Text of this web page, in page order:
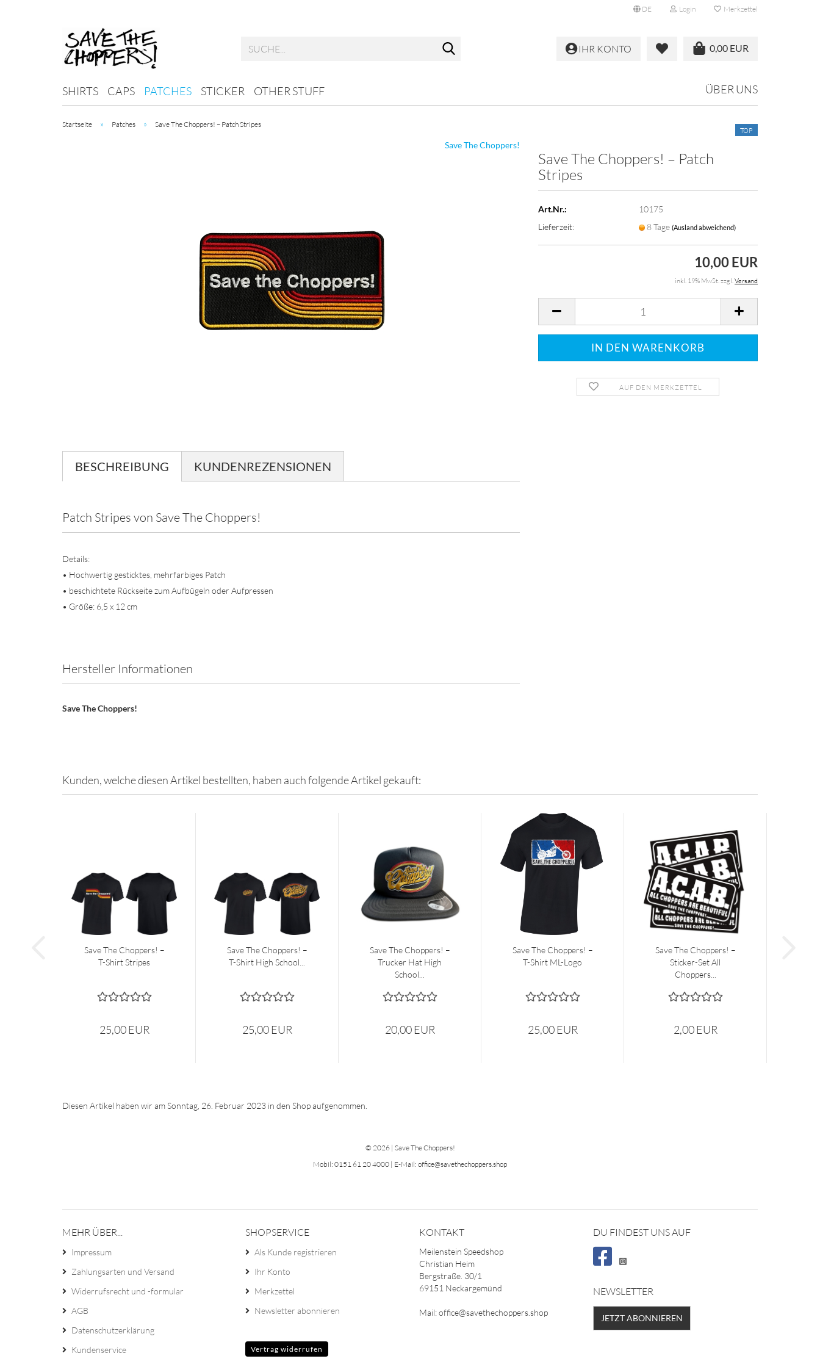
DE Login Merkzettel
0,00 EUR
IHR KONTO
SHIRTS CAPS PATCHES STICKER OTHER STUFF ÜBER UNS
Startseite » Patches » Save The Choppers! – Patch Stripes
Save The Choppers!
TOP
Save The Choppers! – Patch
Stripes
Art.Nr.:
10175
Lieferzeit:
8 Tage (Ausland abweichend)
10,00 EUR
inkl. 19% MwSt. zzgl.Versand
AUF DEN MERKZETTEL
BESCHREIBUNG KUNDENREZENSIONEN
Patch Stripes von Save The Choppers!
Details:
• Hochwertig gesticktes, mehrfarbiges Patch
• beschichtete Rückseite zum Aufbügeln oder Aufpressen
• Größe: 6,5 x 12 cm
Hersteller Informationen
Save The Choppers!
Kunden, welche diesen Artikel bestellten, haben auch folgende Artikel gekauft:
Save The Choppers! –
T-Shirt Stripes
25,00 EUR
Save The Choppers! –
T-Shirt High School...
25,00 EUR
Save The Choppers! –
Trucker Hat High
School...
20,00 EUR
Save The Choppers! –
T-Shirt ML-Logo
25,00 EUR
Save The Choppers! –
Sticker-Set All
Choppers...
2,00 EUR
Diesen Artikel haben wir am Sonntag, 26. Februar 2023 in den Shop aufgenommen.
© 2026 | Save The Choppers!
Mobil: 0151 61 20 4000 | E-Mail: office@savethechoppers.shop
MEHR ÜBER...
Impressum
Zahlungsarten und Versand
Widerrufsrecht und -formular
AGB
Datenschutzerklärung
Kundenservice
SHOPSERVICE
Als Kunde registrieren
Ihr Konto
Merkzettel
Newsletter abonnieren
KONTAKT
Meilenstein Speedshop
Christian Heim
Bergstraße. 30/1
69151 Neckargemünd
Mail: office@savethechoppers.shop
DU FINDEST UNS AUF
NEWSLETTER
JETZT ABONNIEREN
Vertrag widerrufen